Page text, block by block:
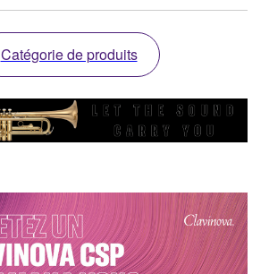
Catégorie de produits